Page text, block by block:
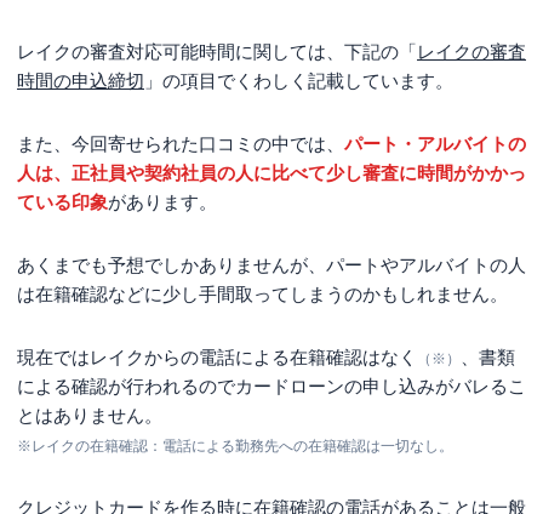
レイクの審査対応可能時間に関しては、下記の「レイクの審査
時間の申込締切 」の項目でくわしく記載しています。
また、今回寄せられた口コミの中では、 パート・アルバイトの
人は、正社員や契約社員の人に比べて少し審査に時間がかかっ
ている印象があります。
あくまでも予想でしかありませんが、パートやアルバイトの人
は在籍確認などに少し手間取ってしまうのかもしれません。
現在ではレイクからの電話による在籍確認はなく （※）
、書類
による確認が行われるのでカードローンの申し込みがバレるこ
とはありません。
※レイクの在籍確認：電話による勤務先への在籍確認は一切なし。
クレジットカードを作る時に在籍確認の電話があることは一般